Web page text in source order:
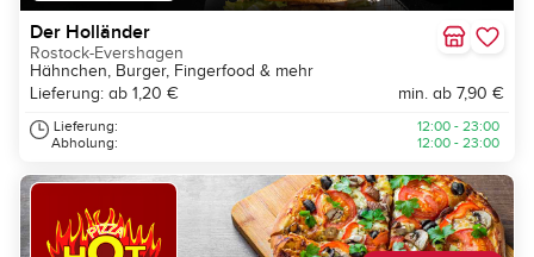
Der Holländer
Rostock-Evershagen
Hähnchen, Burger, Fingerfood & mehr
Lieferung: ab 1,20 €
min. ab 7,90 €
Lieferung:
Abholung:
12:00 - 23:00
12:00 - 23:00